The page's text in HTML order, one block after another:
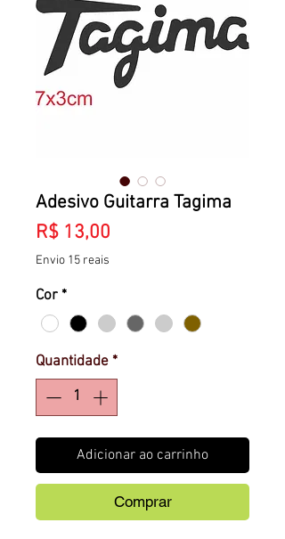
Adesivo Guitarra Tagima
R$ 13,00
Envio 15 reais
Cor *
Quantidade *
Adicionar ao carrinho
Comprar